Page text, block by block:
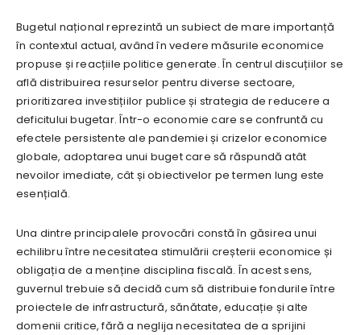
Bugetul național reprezintă un subiect de mare importanță
în contextul actual, având în vedere măsurile economice
propuse și reacțiile politice generate. În centrul discuțiilor se
află distribuirea resurselor pentru diverse sectoare,
prioritizarea investițiilor publice și strategia de reducere a
deficitului bugetar. Într-o economie care se confruntă cu
efectele persistente ale pandemiei și crizelor economice
globale, adoptarea unui buget care să răspundă atât
nevoilor imediate, cât și obiectivelor pe termen lung este
esențială.
Una dintre principalele provocări constă în găsirea unui
echilibru între necesitatea stimulării creșterii economice și
obligația de a menține disciplina fiscală. În acest sens,
guvernul trebuie să decidă cum să distribuie fondurile între
proiectele de infrastructură, sănătate, educație și alte
domenii critice, fără a neglija necesitatea de a sprijini